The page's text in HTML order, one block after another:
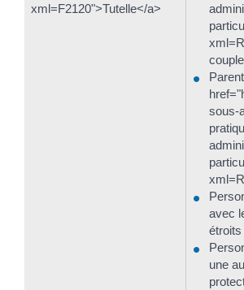
xml=F2120">Tutelle</a>
sous-
avec
une